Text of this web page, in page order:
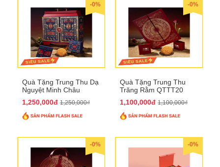
-0%
Quà Tặng Trung Thu Dạ
Nguyệt Minh Châu
1,250,000đ 1,250,000₫
-0%
Quà Tặng Trung Thu
Trăng Rằm QTTT20
1,100,000đ 1,100,000₫
-0% -0%